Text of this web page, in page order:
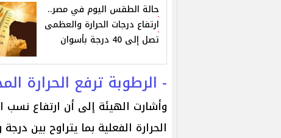
حالة الطقس اليوم في مصر..
ارتفاع درجات الحرارة والعظمى
تصل إلى 40 درجة بأسوان
- الرطوبة ترفع الحرارة
وأشارت الهيئة إلى أن ارتفاع
الحرارة الفعلية بما يتراوح بين